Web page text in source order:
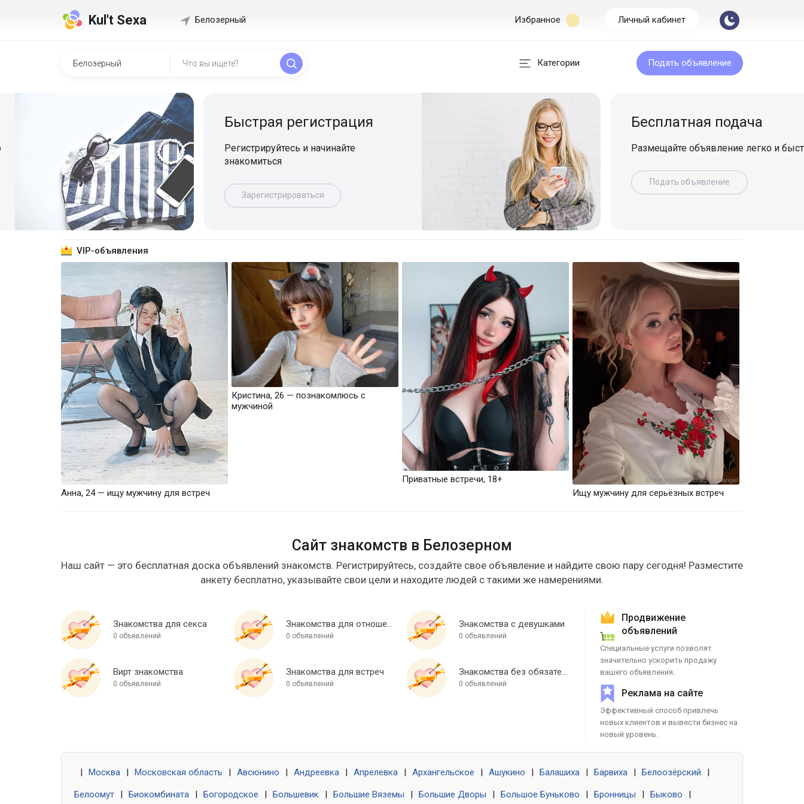
Kul't Sexa Белозерный Избранное Личный кабинет
Категории Подать объявление
Быстрая регистрация
Регистрируйтесь и начинайте
знакомиться
Зарегистрироваться
Бесплатная подача
Размещайте объявление легко и
Подать объявление
VIP-объявления
Анна, 24 — ищу мужчину для встреч
Кристина, 26 — познакомлюсь с
мужчиной
Приватные встречи, 18+
Ищу мужчину для серьёзных встреч
Сайт знакомств в Белозерном
Наш сайт — это бесплатная доска объявлений знакомств. Регистрируйтесь, создайте свое объявление и найдите свою пару сегодня! Разместите
анкету бесплатно, указывайте свои цели и находите людей с такими же намерениями.
Знакомства для секса
0 объявлений
Знакомства для отношений
0 объявлений
Знакомства с девушками
0 объявлений
Вирт знакомства
0 объявлений
Знакомства для встреч
0 объявлений
Знакомства без обязательств
0 объявлений
Продвижение
объявлений
Специальные услуги позволят
значительно ускорить продажу
вашего объявления.
Реклама на сайте
Эффективный способ привлечь
новых клиентов и вывести бизнес на
новый уровень.
Москва Московская область Авсюнино Андреевка Апрелевка Архангельское Ашукино Балашиха Барвиха Белоозёрский
Белоомут Биокомбината Богородское Большевик Большие Вяземы Большие Дворы Большое Буньково Бронницы Быково